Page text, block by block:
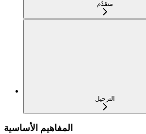
متقدّم
الترحيل
المفاهيم الأساسية